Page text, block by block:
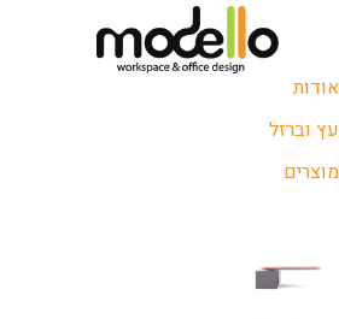
אודות
עץ וברזל
מוצרים